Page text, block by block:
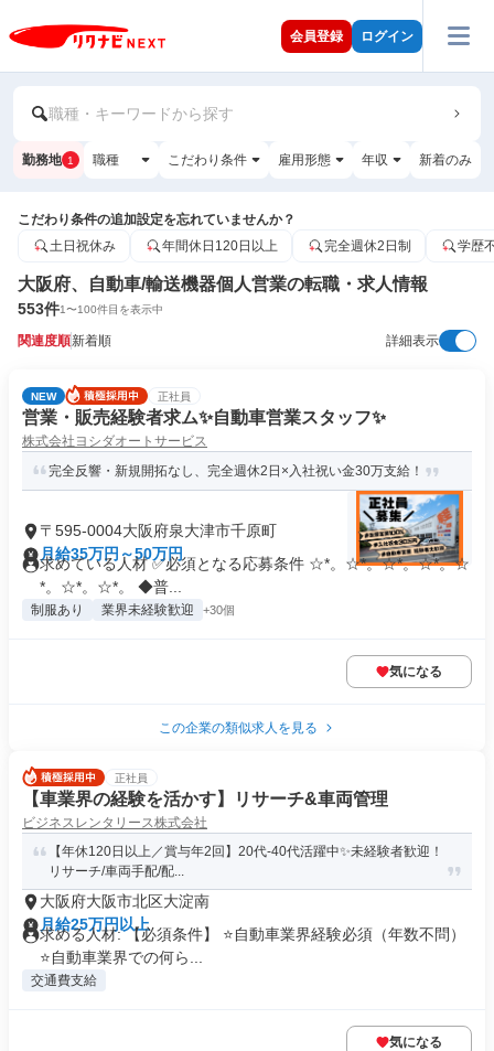
会員登録 ログイン
職種・キーワードから探す
勤務地 1 職種 こだわり条件 雇用形態 年収 新着のみ
こだわり条件の追加設定を忘れていませんか？
土日祝休み
年間休日120日以上 完全週休2日制 学歴
大阪府、自動車/輸送機器個人営業の転職・求人情報
553件1〜100件目を表示中
関連度順新着順 詳細表示
NEW 正社員
営業・販売経験者求ム✨自動車営業スタッフ✨
株式会社ヨシダオートサービス
完全反響・新規開拓なし、完全週休2日×入社祝い金30万支給！
〒595-0004大阪府泉大津市千原町
月給35万円～50万円
求めている人材 ✅必須となる応募条件 ☆*。☆*。☆*。☆*。☆
*。☆*。☆*。 ◆普...
制服あり 業界未経験歓迎 +30個
気になる
この企業の類似求人を見る
正社員
【車業界の経験を活かす】リサーチ&車両管理
ビジネスレンタリース株式会社
【年休120日以上／賞与年2回】20代-40代活躍中✨未経験者歓迎！
リサーチ/車両手配/配...
大阪府大阪市北区大淀南
月給25万円以上
求める人材: 【必須条件】 ⭐️自動車業界経験必須（年数不問）
⭐自動車業界での何ら...
交通費支給
気になる